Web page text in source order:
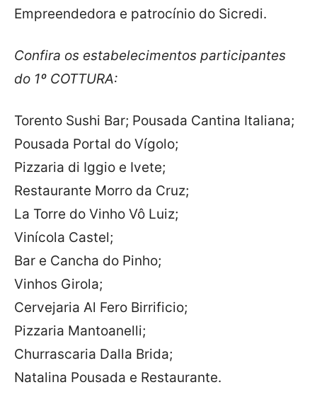
Empreendedora e patrocínio do Sicredi.
Confira os estabelecimentos participantes
do 1º COTTURA:
Torento Sushi Bar; Pousada Cantina Italiana;
Pousada Portal do Vígolo;
Pizzaria di Iggio e Ivete;
Restaurante Morro da Cruz;
La Torre do Vinho Vô Luiz;
Vinícola Castel;
Bar e Cancha do Pinho;
Vinhos Girola;
Cervejaria Al Fero Birrificio;
Pizzaria Mantoanelli;
Churrascaria Dalla Brida;
Natalina Pousada e Restaurante.